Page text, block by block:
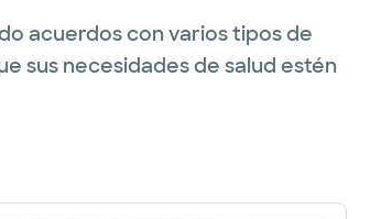
acuerdos con varios tipos de
sus necesidades de salud estén